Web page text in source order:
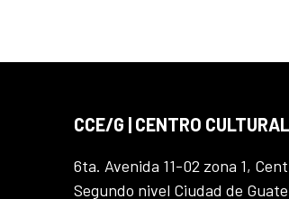
CCE/G | CENTRO
6ta. Avenida 11-02 zona 1,
Segundo nivel Ciudad de